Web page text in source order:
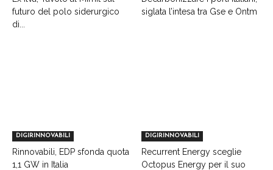
futuro del polo siderurgico
di...
siglata l’intesa tra Gse e Ontm
DIGIRINNOVABILI
Rinnovabili, EDP sfonda quota
1,1 GW in Italia
DIGIRINNOVABILI
Recurrent Energy sceglie
Octopus Energy per il suo